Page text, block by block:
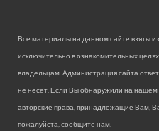
Все материалы на данном сайте взяты
исключительно в ознакомительных
владельцам. Администрация сайта
не несет. Если Вы обнаружили на
авторские права, принадлежащие Вам,
пожалуйста, сообщите нам.